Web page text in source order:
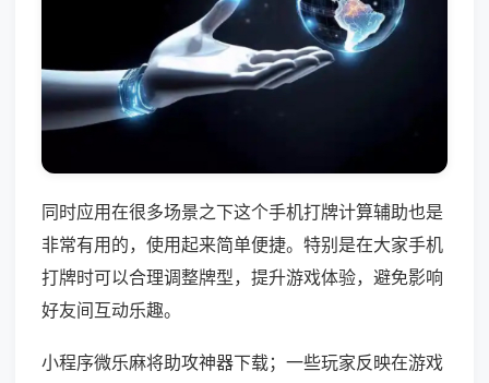
同时应用在很多场景之下这个手机打牌计算辅助也是
非常有用的，使用起来简单便捷。特别是在大家手机
打牌时可以合理调整牌型，提升游戏体验，避免影响
好友间互动乐趣。
小程序微乐麻将助攻神器下载；一些玩家反映在游戏